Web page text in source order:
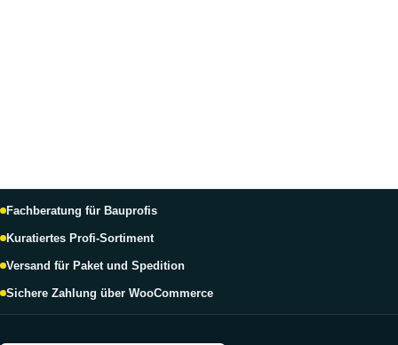
Fachberatung für Bauprofis
Kuratiertes Profi-Sortiment
Versand für Paket und Spedition
Sichere Zahlung über WooCommerce